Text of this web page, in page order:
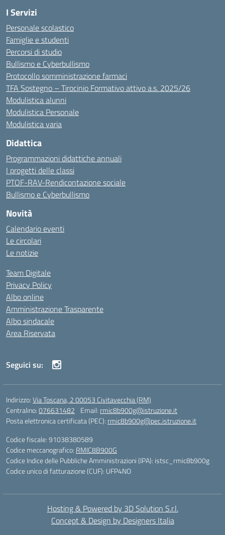
I Servizi
Personale scolastico
Famiglie e studenti
Percorsi di studio
Bullismo e Cyberbullismo
Protocollo somministrazione farmaci
TFA Sostegno – Tirocinio Formativo attivo a.s. 2025/26
Modulistica alunni
Modulistica Personale
Modulistica varia
Didattica
Programmazioni didattiche annuali
I progetti delle classi
PTOF-RAV-Rendicontazione sociale
Bullismo e Cyberbullismo
Novità
Calendario eventi
Le circolari
Le notizie
Team Digitale
Privacy Policy
Albo online
Amministrazione Trasparente
Albo sindacale
Area Riservata
Seguici su:
Indirizzo:Via Toscana, 2 00053 Civitavecchia (RM)
Centralino:076631482 Email: rmic8b900g@istruzione.it
Posta elettronica certificata (PEC): rmic8b900g@pec.istruzione.it
Codice fiscale: 91038380589
Codice meccanografico: RMIC8B900G
Codice Indice delle Pubbliche Amministrazioni (IPA): istsc_rmic8b900g
Codice unico di fatturazione (CUF): UFP4NO
Hosting & Powered by 3D Solution S.r.l.
Concept & Design by Designers Italia